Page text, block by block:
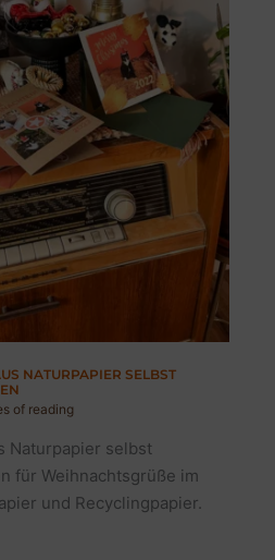
NATURPAPIER SELBST
of reading
Naturpapier selbst
für Weihnachtsgrüße im
und Recyclingpapier.